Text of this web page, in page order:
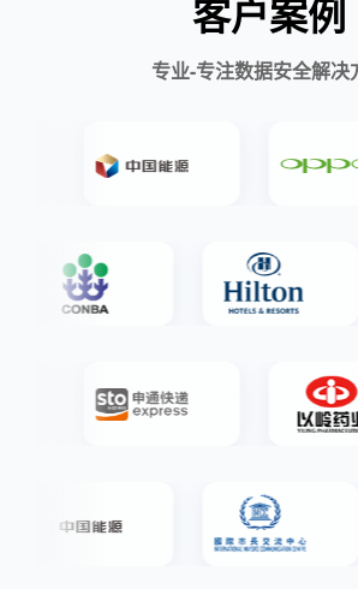
客户案例
专业-专注数据安全解决